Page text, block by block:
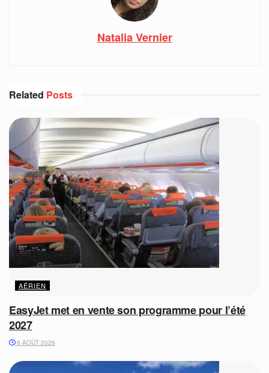
Natalia Vernier
Related Posts
AÉRIEN
EasyJet met en vente son programme pour l’été
2027
6 AOÛT 2026